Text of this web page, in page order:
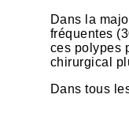
Dans la
fréquentes
ces polypes
chirurgical
Dans tous